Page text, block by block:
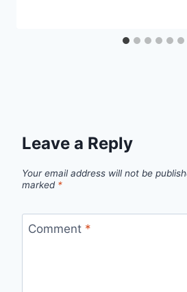
Leave a Reply
Your email address will not be
marked *
Comment *